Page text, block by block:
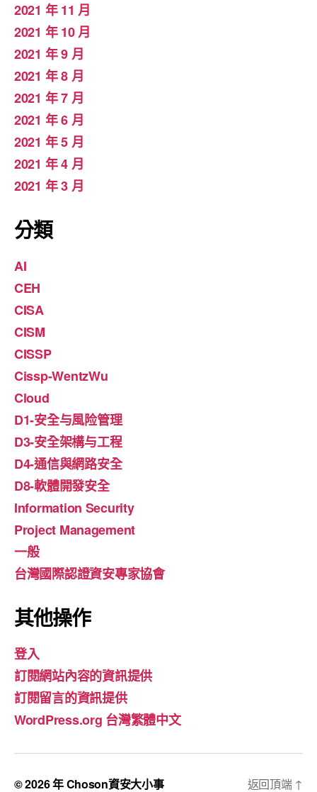
2021 年 11 月
2021 年 10 月
2021 年 9 月
2021 年 8 月
2021 年 7 月
2021 年 6 月
2021 年 5 月
2021 年 4 月
2021 年 3 月
分類
AI
CEH
CISA
CISM
CISSP
Cissp-WentzWu
Cloud
D1-安全与風险管理
D3-安全架構与工程
D4-通信與網路安全
D8-軟體開發安全
Information Security
Project Management
一般
台灣國際認證資安專家協會
其他操作
登入
訂閱網站內容的資訊提供
訂閱留言的資訊提供
WordPress.org 台灣繁體中文
© 2026 年Choson資安大小事 返回頂端 ↑